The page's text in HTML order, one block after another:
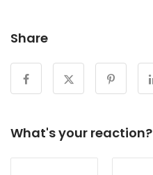
Share
What's your reaction?